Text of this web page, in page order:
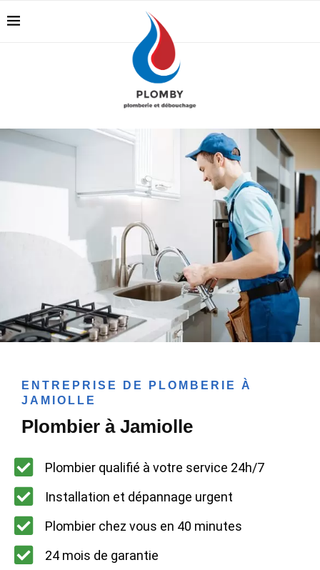
ENTREPRISE DE PLOMBERIE À
JAMIOLLE
Plombier à Jamiolle
Plombier qualifié à votre service 24h/7
Installation et dépannage urgent
Plombier chez vous en 40 minutes
24 mois de garantie